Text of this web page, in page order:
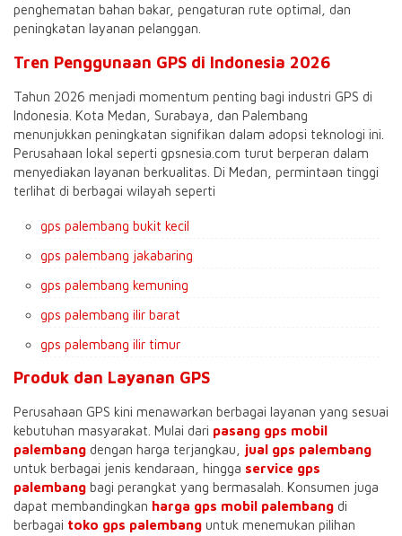
penghematan bahan bakar, pengaturan rute optimal, dan
peningkatan layanan pelanggan.
Tren Penggunaan GPS di Indonesia 2026
Tahun 2026 menjadi momentum penting bagi industri GPS di
Indonesia. Kota Medan, Surabaya, dan Palembang
menunjukkan peningkatan signifikan dalam adopsi teknologi ini.
Perusahaan lokal seperti gpsnesia.com turut berperan dalam
menyediakan layanan berkualitas. Di Medan, permintaan tinggi
terlihat di berbagai wilayah seperti
gps palembang bukit kecil
gps palembang jakabaring
gps palembang kemuning
gps palembang ilir barat
gps palembang ilir timur
Produk dan Layanan GPS
Perusahaan GPS kini menawarkan berbagai layanan yang sesuai
kebutuhan masyarakat. Mulai dari pasang gps mobil
palembang dengan harga terjangkau,
jual gps palembang
untuk berbagai jenis kendaraan, hingga service gps
palembang bagi perangkat yang bermasalah. Konsumen juga
dapat membandingkan harga gps mobil palembang di
berbagai toko gps palembang untuk menemukan pilihan